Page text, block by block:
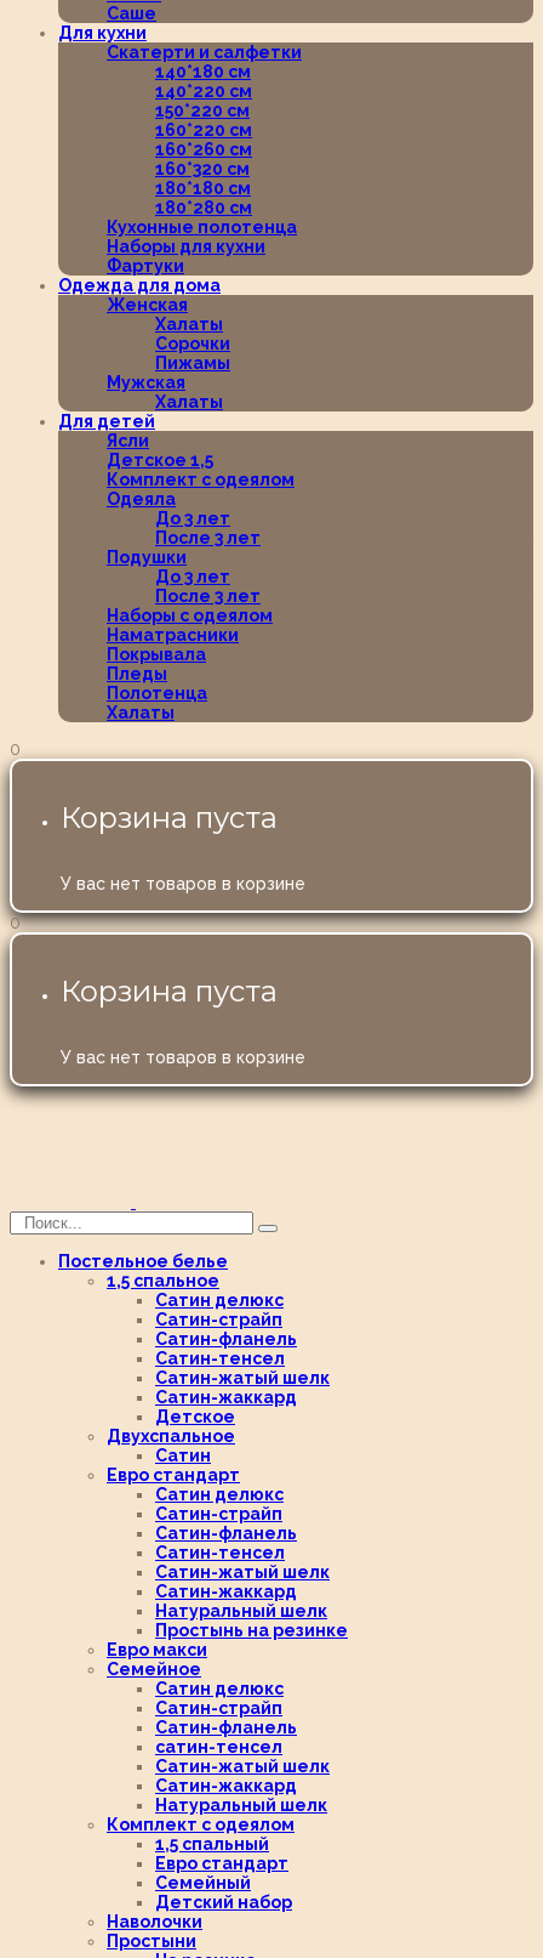
Саше
Для кухни
Скатерти и салфетки
140*180 см
140*220 см
150*220 см
160*220 см
160*260 см
160*320 см
180*180 см
180*280 см
Кухонные полотенца
Наборы для кухни
Фартуки
Одежда для дома
Женская
Халаты
Сорочки
Пижамы
Мужская
Халаты
Для детей
Ясли
Детское 1,5
Комплект с одеялом
Одеяла
До 3 лет
После 3 лет
Подушки
До 3 лет
После 3 лет
Наборы с одеялом
Наматрасники
Покрывала
Пледы
Полотенца
Халаты
0
Корзина пуста
У вас нет товаров в корзине
0
Корзина пуста
У вас нет товаров в корзине
Постельное белье
1,5 спальное
Сатин делюкс
Сатин-страйп
Сатин-фланель
Сатин-тенсел
Сатин-жатый шелк
Сатин-жаккард
Детское
Двухспальное
Сатин
Евро стандарт
Сатин делюкс
Сатин-страйп
Сатин-фланель
Сатин-тенсел
Сатин-жатый шелк
Сатин-жаккард
Натуральный шелк
Простынь на резинке
Евро макси
Семейное
Сатин делюкс
Сатин-страйп
Сатин-фланель
сатин-тенсел
Сатин-жатый шелк
Сатин-жаккард
Натуральный шелк
Комплект с одеялом
1,5 спальный
Евро стандарт
Семейный
Детский набор
Наволочки
Простыни